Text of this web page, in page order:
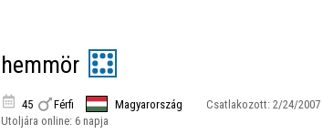
hemmör
 45 Férfi Magyarország Csatlakozott: 2/24/2007
Utoljára online: 6 napja